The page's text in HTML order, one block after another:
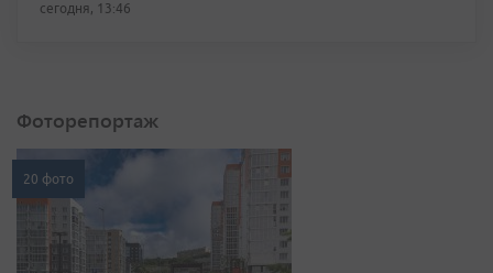
сегодня, 13:46
Фоторепортаж
20 фото